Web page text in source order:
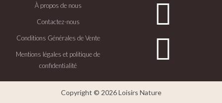
À propos de nous
Contactez-nous
Conditions Générales de Vente
Mentions légales et politique de
confidentialité
Copyright © 2026 Loisirs Nature